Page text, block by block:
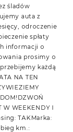
śladów
auta z
odroczenie
spłaty
informacji o
prosimy o
każdą
NA TEN
W WEEKENDY I
TAKMarka:
km.: